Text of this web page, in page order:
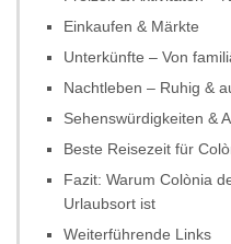
Einkaufen & Märkte
Unterkünfte – Von
Nachtleben – Ruhig &
Sehenswürdigkeiten &
Beste Reisezeit für
Fazit: Warum Colònia
Urlaubsort ist
Weiterführende Links